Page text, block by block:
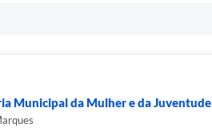
Municipal da Mulher e da Juventude